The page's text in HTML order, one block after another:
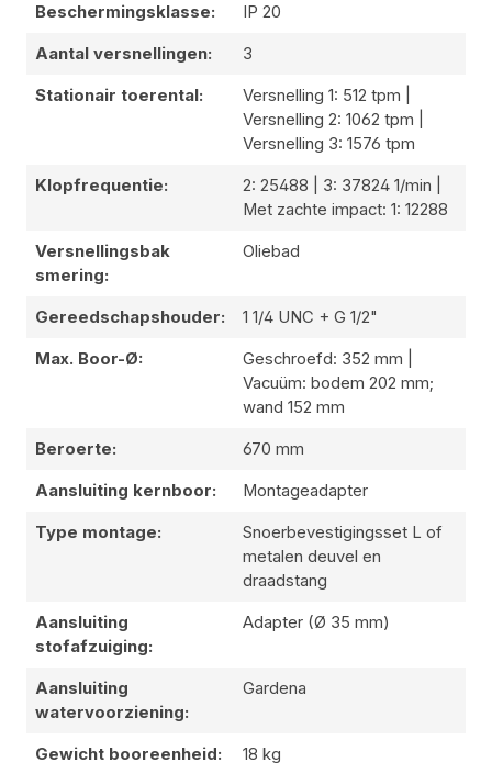
Beschermingsklasse: IP 20
Aantal versnellingen: 3
Stationair toerental:
Versnelling 1: 512 tpm |
Versnelling 2: 1062 tpm |
Versnelling 3: 1576 tpm
Klopfrequentie:
2: 25488 | 3: 37824 1/min |
Met zachte impact: 1: 12288
Versnellingsbak
smering:
Oliebad
Gereedschapshouder: 1 1/4 UNC + G 1/2"
Max. Boor-Ø:
Geschroefd: 352 mm |
Vacuüm: bodem 202 mm;
wand 152 mm
Beroerte: 670 mm
Aansluiting kernboor: Montageadapter
Type montage:
Snoerbevestigingsset L of
metalen deuvel en
draadstang
Aansluiting
stofafzuiging:
Adapter (Ø 35 mm)
Aansluiting
watervoorziening:
Gardena
Gewicht booreenheid: 18 kg